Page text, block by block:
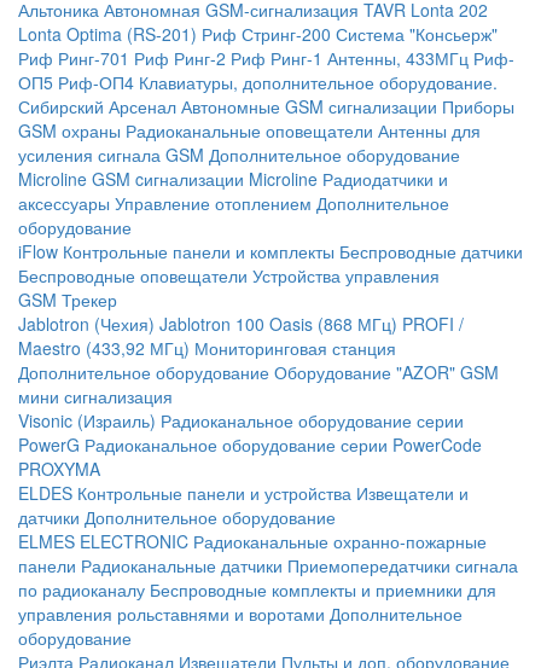
Альтоника Автономная GSM-сигнализация TAVR Lonta 202
Lonta Optima (RS-201) Риф Стринг-200 Система "Консьерж"
Риф Ринг-701 Риф Ринг-2 Риф Ринг-1 Антенны, 433МГц Риф-
ОП5 Риф-ОП4 Клавиатуры, дополнительное оборудование.
Сибирский Арсенал Автономные GSM сигнализации Приборы
GSM охраны Радиоканальные оповещатели Антенны для
усиления сигнала GSM Дополнительное оборудование
Microline GSM cигнализации Microline Радиодатчики и
аксессуары Управление отоплением Дополнительное
оборудование
iFlow Контрольные панели и комплекты Беспроводные датчики
Беспроводные оповещатели Устройства управления
GSM Трекер
Jablotron (Чехия) Jablotron 100 Oasis (868 МГц) PROFI /
Maestro (433,92 МГц) Мониторинговая станция
Дополнительное оборудование Оборудование "AZOR" GSM
мини сигнализация
Visonic (Израиль) Радиоканальное оборудование серии
PowerG Радиоканальное оборудование серии PowerCode
PROXYMA
ELDES Контрольные панели и устройства Извещатели и
датчики Дополнительное оборудование
ELMES ELECTRONIC Радиоканальные охранно-пожарные
панели Радиоканальные датчики Приемопередатчики сигнала
по радиоканалу Беспроводные комплекты и приемники для
управления рольставнями и воротами Дополнительное
оборудование
Риэлта Радиоканал Извещатели Пульты и доп. оборудование